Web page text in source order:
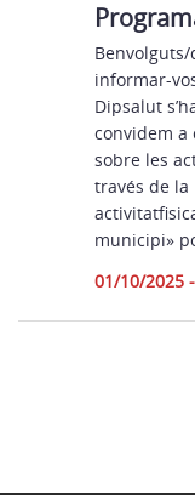
informar-
Dipsalut
convidem
sobre les
través de
municipi»
01/10/2025